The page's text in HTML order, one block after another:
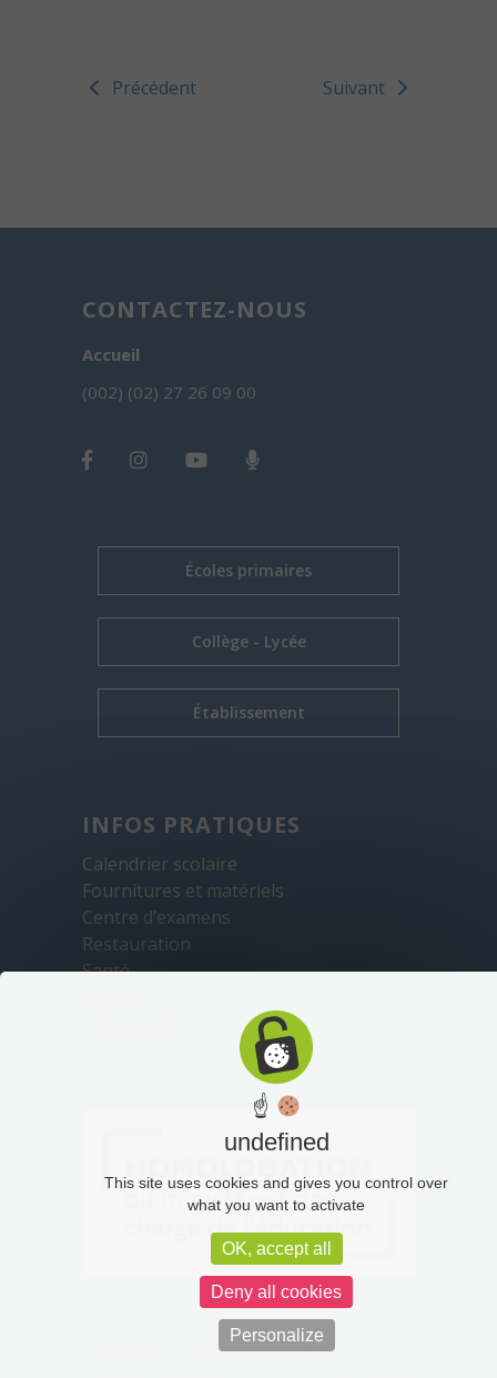
Précédent Suivant
CONTACTEZ-NOUS
Accueil
(002) (02) 27 26 09 00
Écoles primaires
Collège - Lycée
Établissement
INFOS PRATIQUES
Calendrier scolaire
Fournitures et matériels
Centre d’examens
Restauration
Santé
Mentions légales
☝
undefined
This site uses cookies and gives you control over
what you want to activate
OK, accept all
Deny all cookies
Personalize